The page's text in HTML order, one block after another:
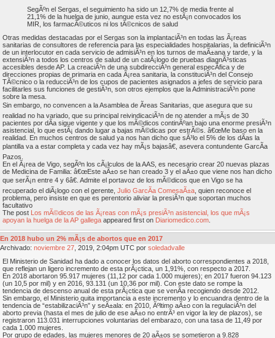
SegÃºn el Sergas, el seguimiento ha sido un 12,7% de media frente al
21,1% de la huelga de junio, aunque esta vez no estÃ¡n convocados los
MIR, los farmacÃ©uticos ni los tÃ©cnicos de salud
Otras medidas destacadas por el Sergas son la implantaciÃ³n en todas las Ã¡reas
sanitarias de consultores de referencia para las especialidades hospitalarias, la definiciÃ³n
de un interlocutor en cada servicio de admisiÃ³n en los turnos de maÃ±ana y tarde, y la
extensiÃ³n a todos los centros de salud de un catÃ¡logo de pruebas diagnÃ³sticas
accesibles desde AP. La creaciÃ³n de una subdirecciÃ³n general especÃ­fica y de
direcciones propias de primaria en cada Ã¡rea sanitaria, la constituciÃ³n del Consejo
TÃ©cnico o la reducciÃ³n de los cupos de pacientes asignados a jefes de servicio para
facilitarles sus funciones de gestiÃ³n, son otros ejemplos que la AdministraciÃ³n pone
sobre la mesa.
Sin embargo, no convencen a la Asamblea de Ãreas Sanitarias, que asegura que su
realidad no ha variado, que su principal reivindicaciÃ³n de no atender a mÃ¡s de 30
pacientes por dÃ­a sigue vigente y que los mÃ©dicos continÃºan bajo una enorme presiÃ³n
asistencial, lo que estÃ¡ dando lugar a bajas mÃ©dicas por estrÃ©s. â€œMe baso en la
realidad. En muchos centros de salud ya nos han dicho que sÃ³lo el 5% de los dÃ­as la
plantilla va a estar completa y cada vez hay mÃ¡s bajasâ€, asevera contundente GarcÃ­a
Pazos.
En el Ã¡rea de Vigo, segÃºn los cÃ¡lculos de la AAS, es necesario crear 20 nuevas plazas
de Medicina de Familia: â€œEste aÃ±o se han creado 3 y el aÃ±o que viene nos han dicho
que serÃ¡n entre 4 y 6â€. Admite el portavoz de los mÃ©dicos que en Vigo se ha
recuperado el diÃ¡logo con el gerente, Julio GarcÃ­a ComesaÃ±a , quien reconoce el
problema, pero insiste en que es perentorio aliviar la presiÃ³n que soportan muchos
facultativo
The post Los mÃ©dicos de las Ã¡reas con mÃ¡s presiÃ³n asistencial, los que mÃ¡s
apoyan la huelga de la AP gallega appeared first on Diariomedico.com
En 2018 hubo un 2% mÃ¡s de abortos que en 2017
Archivado: noviembre 27 , 2019, 2:04pm UTC por soledadvalle
El Ministerio de Sanidad ha dado a conocer los datos del aborto correspondientes a 2018,
que reflejan un ligero incremento de esta prÃ¡ctica, un 1,91%, con respecto a 2017.
En 2018 abortaron 95.917 mujeres (11,12 por cada 1.000 mujeres); en 2017 fueron 94.123
(un 10,5 por mil) y en 2016, 93.131 (un 10,36 por mil). Con este dato se rompe la
tendencia de descenso anual de esta prÃ¡ctica que se venÃ­a recogiendo desde 2012.
Sin embargo, el Ministerio quita importancia a este incremento y lo encuandra dentro de la
tendencia de “estabilizaciÃ³n” y seÃ±ala: en 2010, Ãºltimo aÃ±o con la regulaciÃ³n del
aborto previa (hasta el mes de julio de ese aÃ±o no entrÃ³ en vigor la ley de plazos), se
registraron 113.031 interrupciones voluntarias del embarazo, con una tasa de 11,49 por
cada 1.000 mujeres.
Por grupo de edades, las mujeres menores de 20 aÃ±os se sometieron a 9.828